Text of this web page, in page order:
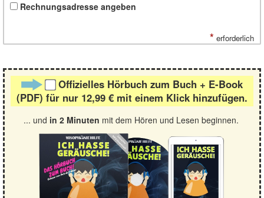
Rechnungsadresse angeben
* erforderlich
Offizielles Hörbuch zum Buch + E-Book
(PDF) für nur 12,99 € mit einem Klick hinzufügen.
... und in 2 Minuten mit dem Hören und Lesen beginnen.